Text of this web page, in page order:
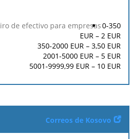
0-350
EUR – 2 EUR
350-2000 EUR – 3,50 EUR
2001-5000 EUR – 5 EUR
5001-9999,99 EUR – 10 EUR
Correos de Kosovo